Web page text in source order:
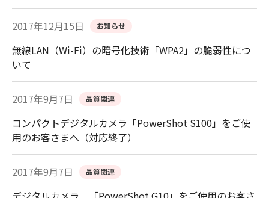
2017年12月15日 お知らせ
無線LAN（Wi-Fi）の暗号化技術「WPA2」の脆弱性につ
いて
2017年9月7日 品質関連
コンパクトデジタルカメラ「PowerShot S100」をご使
用のお客さまへ（対応終了）
2017年9月7日 品質関連